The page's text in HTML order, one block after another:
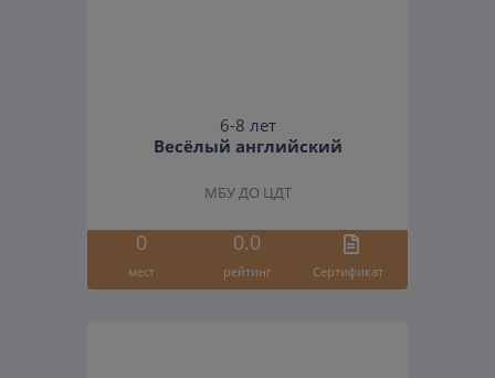
6-8 лет
Весёлый английский
МБУ ДО ЦДТ
0 0.0
мест рейтинг Cертификат